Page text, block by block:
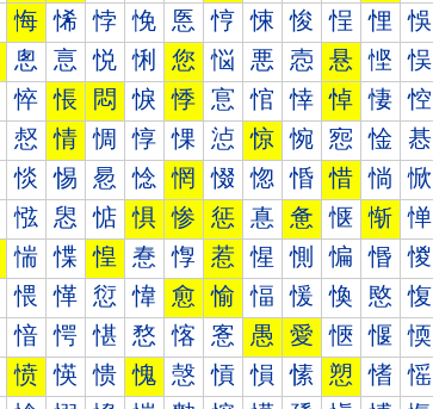
悔 悕 悖 悗 悘 悙 悚 悛 悜 悝 悞
悤 悥 悦 悧 您 悩 悪 悫 悬 悭 悮
悴 悵 悶 悷 悸 悹 悺 悻 悼 悽 悾
惄 情 惆 惇 惈 惉 惊 惋 惌 惍 惎
惔 惕 惖 惗 惘 惙 惚 惛 惜 惝 惞
惤 惥 惦 惧 惨 惩 惪 惫 惬 惭 惮
惴 惵 惶 惷 惸 惹 惺 惻 惼 惽 惾
愄 愅 愆 愇 愈 愉 愊 愋 愌 愍 愎
愔 愕 愖 愗 愘 愙 愚 愛 愜 愝 愞
愤 愥 愦 愧 愨 愩 愪 愫 愬 愭 愮